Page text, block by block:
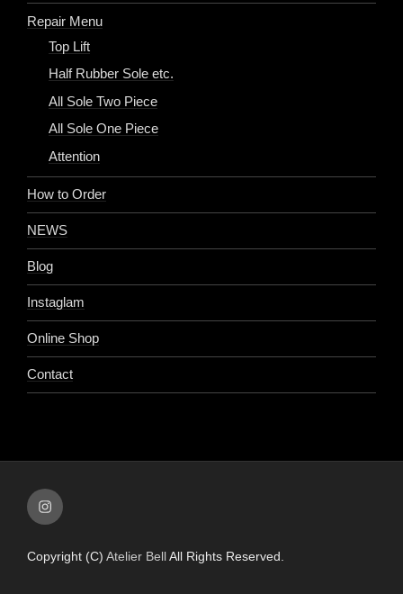
Repair Menu
Top Lift
Half Rubber Sole etc.
All Sole Two Piece
All Sole One Piece
Attention
How to Order
NEWS
Blog
Instaglam
Online Shop
Contact
Instagram
Copyright (C) Atelier BellAll Rights Reserved.